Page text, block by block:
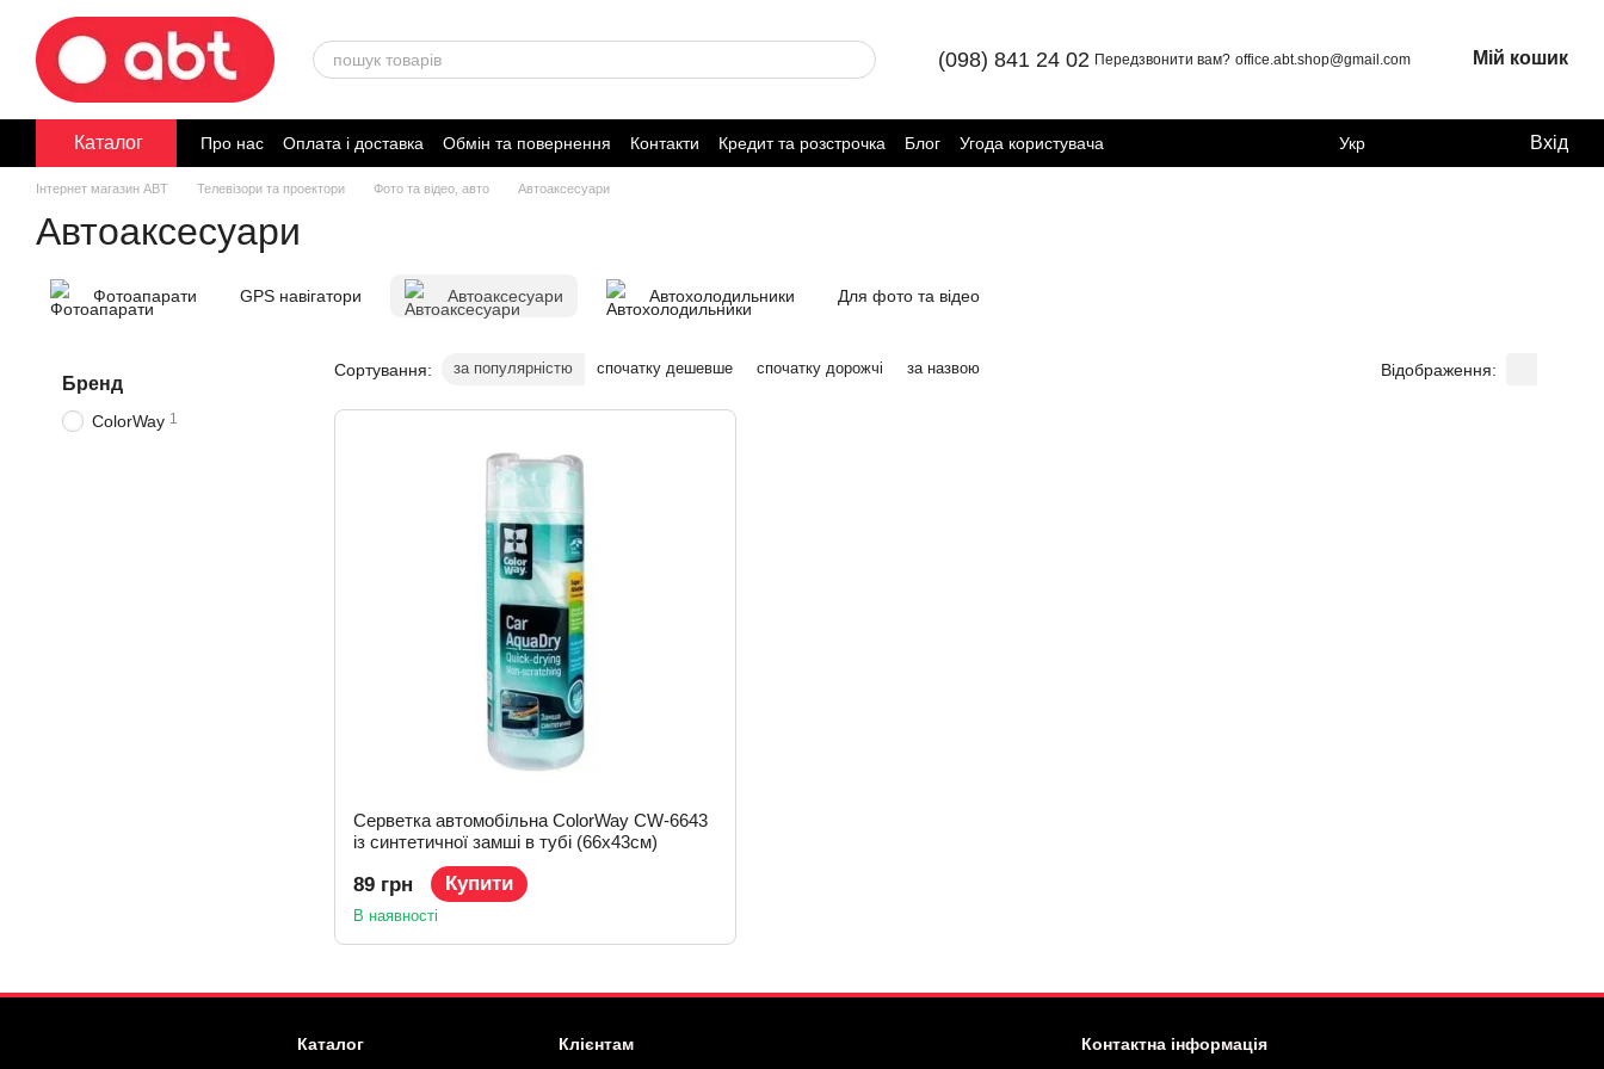
Перейти до основного контенту
(098) 841 24 02 Передзвонити вам? office.abt.shop@gmail.com Мій кошик
Каталог Про нас Оплата і доставка Обмін та повернення Контакти Кредит та розстрочка Блог
Угода користувача
Договір публічної оферти
Укр Вхід
Інтернет магазин ABT Телевізори та проектори Фото та відео, авто Автоаксесуари
Автоаксесуари
Фотоапарати GPS навігатори Автоаксесуари Автохолодильники Для фото та відео
Сортування: за популярністю спочатку дешевше спочатку дорожчі за назвою Відображення:
Серветка автомобільна ColorWay CW-6643
із синтетичної замші в тубі (66х43см)
89 грн Купити
В наявності
Бренд
ColorWay 1
Каталог Клієнтам Контактна інформація